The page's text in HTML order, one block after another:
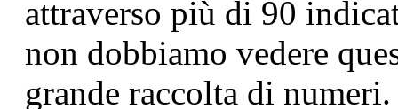
attraverso più di 90
non dobbiamo vedere
grande raccolta di